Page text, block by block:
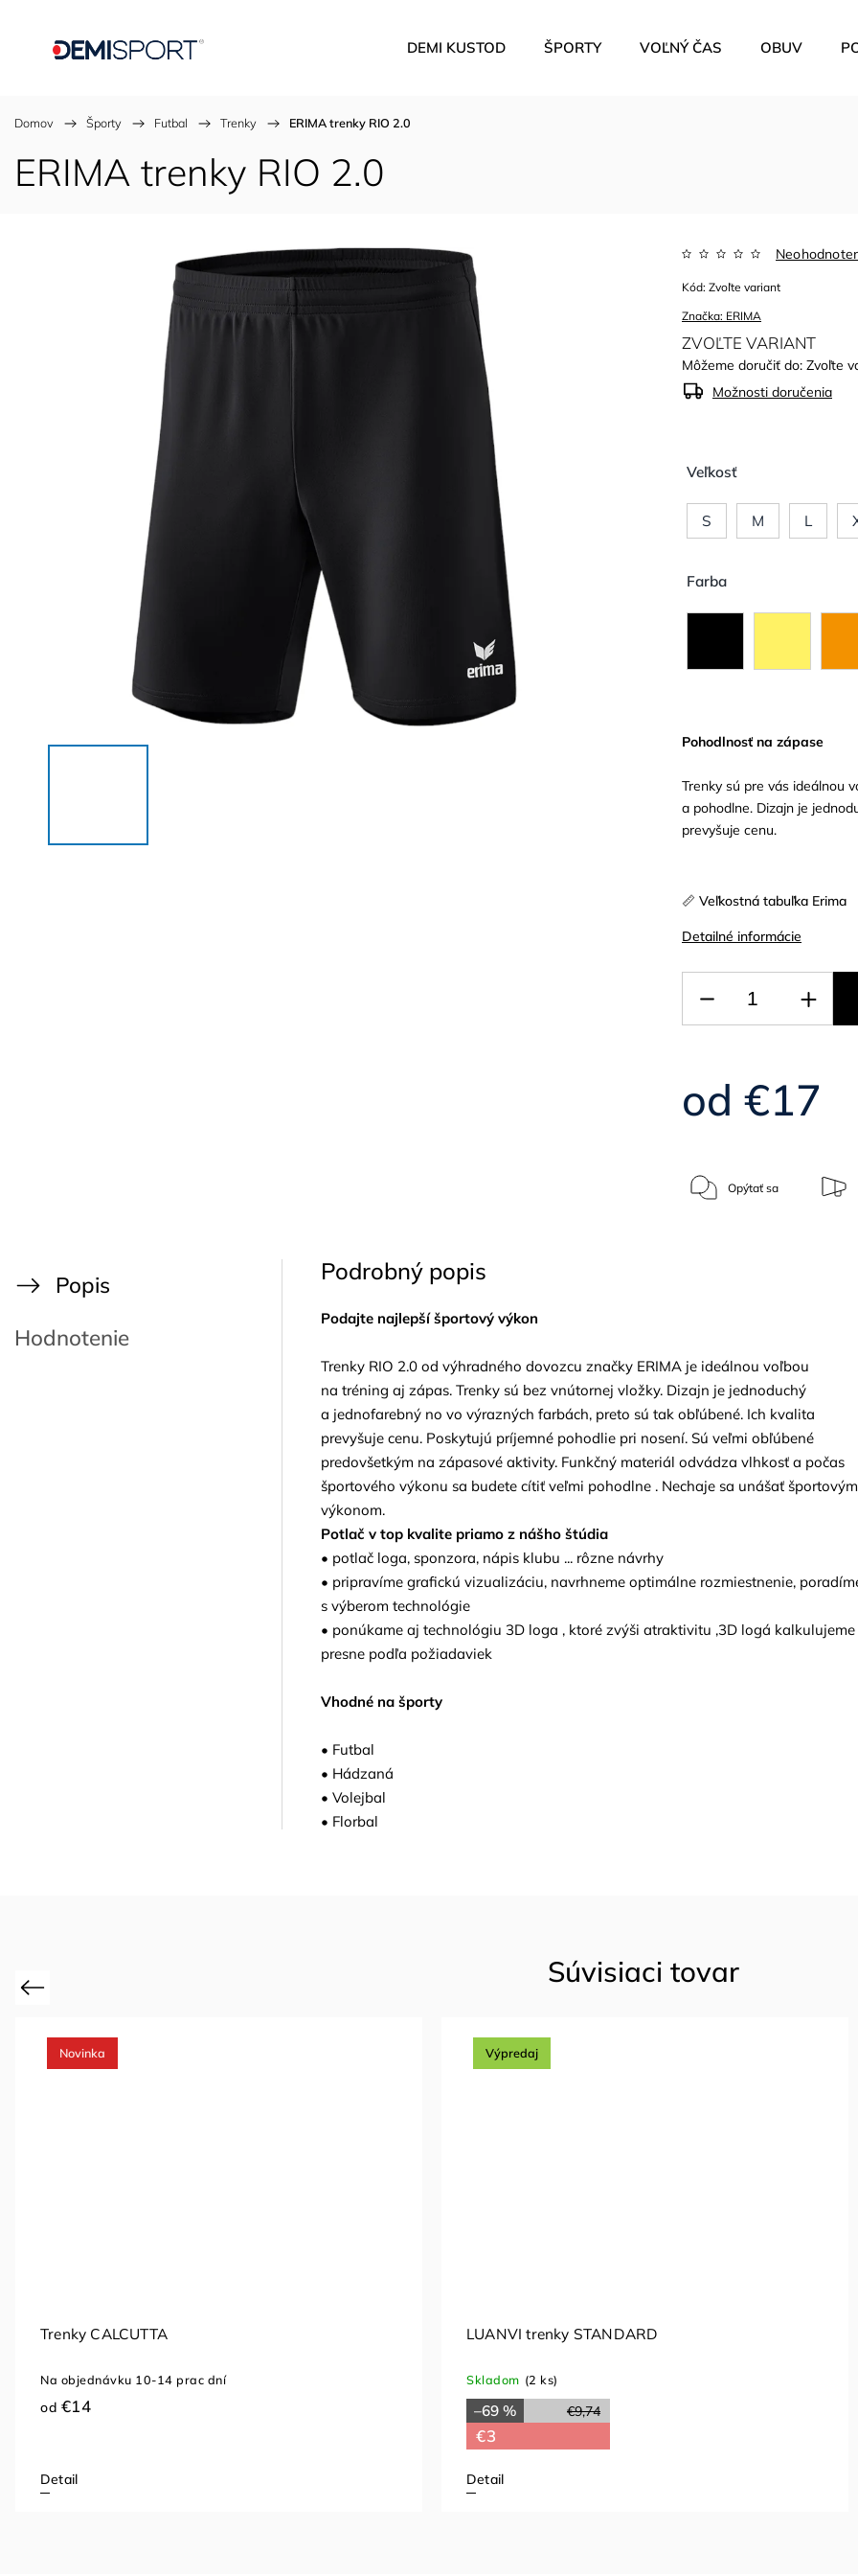
DEMI KUSTOD ŠPORTY VOĽNÝ ČAS OBUV
Domov / Športy / Futbal / Trenky / ERIMA trenky RIO 2.0
ERIMA trenky RIO 2.0
Značka: ERIMA
od€17
Kód: Zvoľte variant
Pohodlnosť na zápase
Trenky sú pre vás ideálnou
a pohodlne. Dizajn je
prevyšuje cenu.
📏 Veľkostná tabuľka Erima
Detailné informácie
Veľkosť
S M L
Farba
ZVOĽTE VARIANT
Môžeme doručiť do: Zvoľte
Možnosti doručenia
Opýtať sa
Popis
Hodnotenie
Podrobný popis
Podajte najlepší športový výkon
Trenky RIO 2.0 od výhradného dovozcu značky ERIMA je ideálnou voľbou
na tréning aj zápas. Trenky sú bez vnútornej vložky. Dizajn je jednoduchý
a jednofarebný no vo výrazných farbách, preto sú tak obľúbené. Ich kvalita
prevyšuje cenu. Poskytujú príjemné pohodlie pri nosení. Sú veľmi obľúbené
predovšetkým na zápasové aktivity. Funkčný materiál odvádza vlhkosť a počas
športového výkonu sa budete cítiť veľmi pohodlne . Nechaje sa unášať športovým
výkonom.
Potlač v top kvalite priamo z nášho štúdia
• potlač loga, sponzora, nápis klubu ... rôzne návrhy
• pripravíme grafickú vizualizáciu, navrhneme optimálne rozmiestnenie,
s výberom technológie
• ponúkame aj technológiu 3D loga , ktoré zvýši atraktivitu ,3D logá kalkulujeme
presne podľa požiadaviek
Vhodné na športy
• Futbal
• Hádzaná
• Volejbal
• Florbal
Súvisiaci tovar
Previous
Novinka
Trenky CALCUTTA
Na objednávku 10-14 prac dní
od €14
Detail
Výpredaj
LUANVI trenky STANDARD
Skladom (2 ks)
€9,74
–69 %
€3
Detail